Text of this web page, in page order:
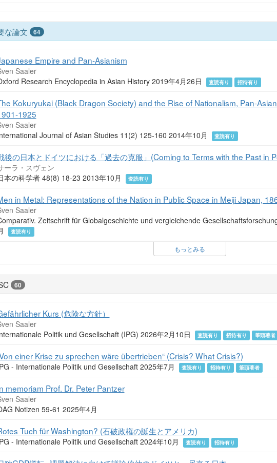
な論文 64
Empire and Pan-Asianism
Saaler
Research Encyclopedia in Asian History 2019年4月26日
査読有り 招待有り
Kokuryukai (Black Dragon Society) and the Rise of Nationalism, Pan-
1925
Saaler
Journal of Asian Studies 11(2) 125-160 2014年10月
査読有り
後の日本とドイツにおける「過去の克服」(Coming to Terms with the Past in
ーラ・スヴェン
本の科学者 48(8) 18-23 2013年10月
査読有り
in Metal: Representations of the Nation in Public Space in Meiji Japan,
Saaler
Zeitschrift für Globalgeschichte und vergleichende
査読有り
もっとみる
60
Kurs (危険な方針）
Saaler
Politik und Gesellschaft (IPG) 2026年2月10日
査読有り 招待有り 筆頭著者
einer Krise zu sprechen wäre übertrieben“ (Crisis? What Crisis?)
- Internationale Politik und Gesellschaft 2025年7月 査読有り 招待有り 筆頭著者
memoriam Prof. Dr. Peter Pantzer
Saaler
Notizen 59-61 2025年4月
Tuch für Washington? (石破政権の誕生とアメリカ)
- Internationale Politik und Gesellschaft 2024年10月 査読有り 招待有り